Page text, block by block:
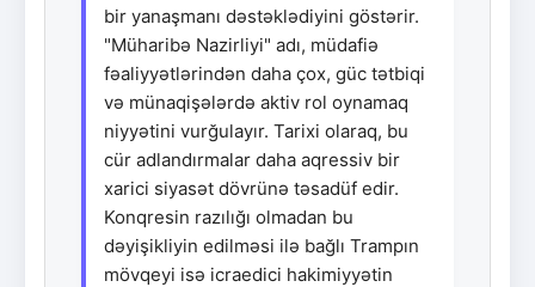
bir yanaşmanı dəstəklədiyini göstərir.
"Müharibə Nazirliyi" adı, müdafiə
fəaliyyətlərindən daha çox, güc tətbiqi
və münaqişələrdə aktiv rol oynamaq
niyyətini vurğulayır. Tarixi olaraq, bu
cür adlandırmalar daha aqressiv bir
xarici siyasət dövrünə təsadüf edir.
Konqresin razılığı olmadan bu
dəyişikliyin edilməsi ilə bağlı Trampın
mövqeyi isə icraedici hakimiyyətin